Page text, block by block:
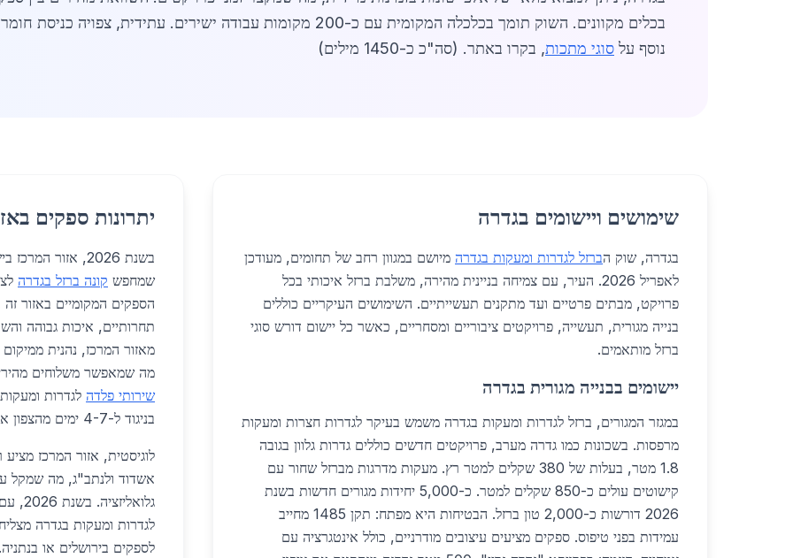
נוסף על סוגי מתכות, בקרו באתר. (סה"כ כ-1450 מילים)
שימושים ויישומים בגדרה
בגדרה, שוק הברזל לגדרות ומעקות בגדרה מיושם במגוון רחב של תחומים, מעודכן
לאפריל 2026. העיר, עם צמיחה בניינית מהירה, משלבת ברזל איכותי בכל
פרויקט, מבתים פרטיים ועד מתקנים תעשייתיים. השימושים העיקריים כוללים
בנייה מגורית, תעשייה, פרויקטים ציבוריים ומסחריים, כאשר כל יישום דורש סוגי
ברזל מותאמים.
יישומים בבנייה מגורית בגדרה
במגזר המגורים, ברזל לגדרות ומעקות בגדרה משמש בעיקר לגדרות חצרות ומעקות
מרפסות. בשכונות כמו גדרה מערב, פרויקטים חדשים כוללים גדרות גלוון בגובה
1.8 מטר, בעלות של 380 שקלים למטר רץ. מעקות מדרגות מברזל שחור עם
קישוטים עולים כ-850 שקלים למטר. כ-5,000 יחידות מגורים חדשות בשנת
2026 דורשות כ-2,000 טון ברזל. הבטיחות היא מפתח: תקן 1485 מחייב
עמידות בפני טיפוס. ספקים מציעים עיצובים מודרניים, כולל אינטגרציה עם
יתרונות ספקים
בשנת 2026, אזור
שמחפש קונה ברזל בגדרה
הספקים המקומיים באזור
תחרותיים, איכות גבוהה
מה שמאפשר משלוחים
שירותי פלדה
בניגוד ל-4-7 ימים מהצפון או הדרום.
לוגיסטית, אזור המרכז
אשדוד ולנתב"ג, מה שמקל על
לספקים בירושלים או